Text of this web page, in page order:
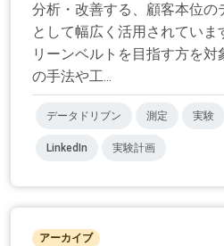
分析・改善する、顧客本位の
として幅広く活用されてい
リーンベルトを目指す方を
の手法や工...
データドリブン 測定 実験
LinkedIn 実験計画
アーカイブ